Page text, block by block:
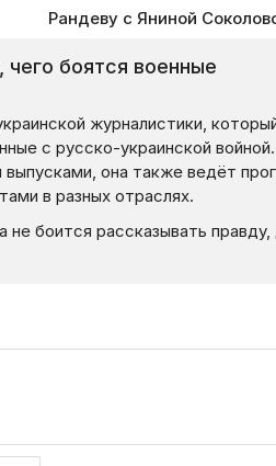
Рандеву с Яниной
боятся военные
журналистики,
с русско-украинской
она также ведёт
в разных отраслях.
не боится рассказывать